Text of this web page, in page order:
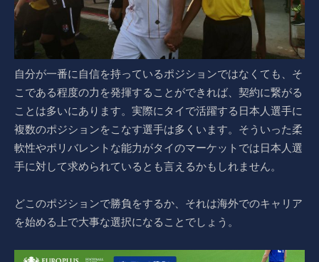
自分が一番に自信を持っているポジションではなくても、そ
こである程度の力を発揮することができれば、契約に繋がる
ことは多いにあります。実際にタイで活躍する日本人選手に
複数のポジションをこなす選手は多くいます。そういった柔
軟性やポリバレントな能力がタイのマーケットでは日本人選
手に対して求められているとも言えるかもしれません。
どこのポジションで勝負をするか、それは海外でのキャリア
を始める上で大事な選択になることでしょう。